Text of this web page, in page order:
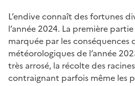
L’endive connaît des fortunes
l’année 2024. La première
marquée par les conséquences
météorologiques de l’année
très arrosé, la récolte des
contraignant parfois même les